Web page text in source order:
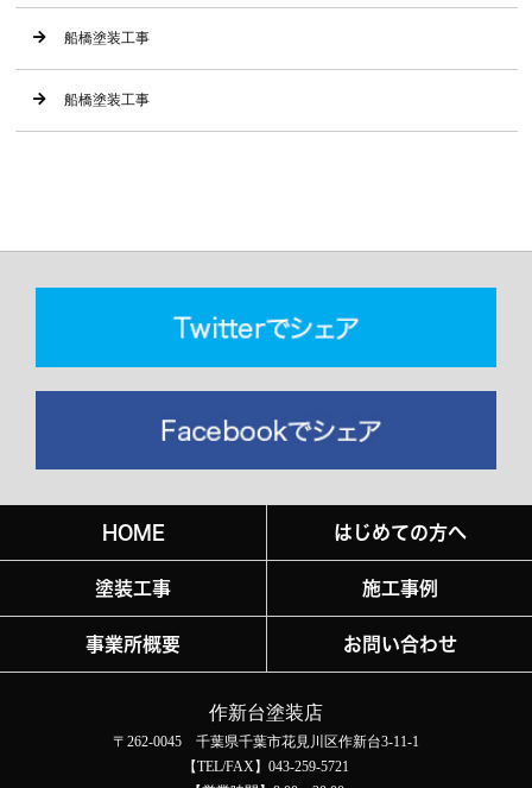
船橋塗装工事
船橋塗装工事
HOME はじめての方へ
塗装工事 施工事例
事業所概要 お問い合わせ
作新台塗装店
〒262-0045 千葉県千葉市花見川区作新台3-11-1
【TEL/FAX】043-259-5721